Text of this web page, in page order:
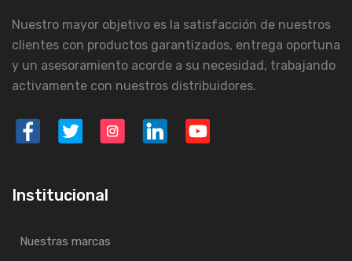
Nuestro mayor objetivo es la satisfacción de nuestros
clientes con productos garantizados, entrega oportuna
y un asesoramiento acorde a su necesidad, trabajando
activamente con nuestros distribuidores.
Institucional
Nuestras marcas